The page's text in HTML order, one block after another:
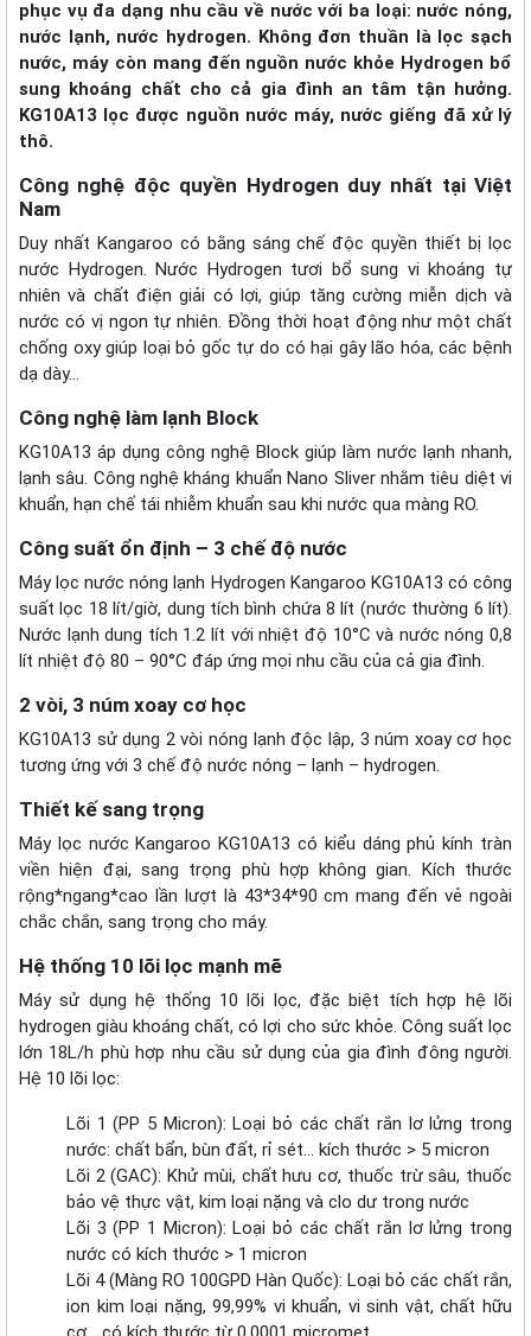
phục vụ đa dạng nhu cầu về nước với ba loại: nước nóng,
nước lạnh, nước hydrogen. Không đơn thuần là lọc sạch
nước, máy còn mang đến nguồn nước khỏe Hydrogen bổ
sung khoáng chất cho cả gia đình an tâm tận hưởng.
KG10A13 lọc được nguồn nước máy, nước giếng đã xử lý
thô.
Công nghệ độc quyền Hydrogen duy nhất tại Việt
Nam
Duy nhất Kangaroo có bằng sáng chế độc quyền thiết bị lọc
nước Hydrogen. Nước Hydrogen tươi bổ sung vi khoáng tự
nhiên và chất điện giải có lợi, giúp tăng cường miễn dịch và
nước có vị ngon tự nhiên. Đồng thời hoạt động như một chất
chống oxy giúp loại bỏ gốc tự do có hại gây lão hóa, các bệnh
dạ dày…
Công nghệ làm lạnh Block
KG10A13 áp dụng công nghệ Block giúp làm nước lạnh nhanh,
lạnh sâu. Công nghệ kháng khuẩn Nano Sliver nhằm tiêu diệt vi
khuẩn, hạn chế tái nhiễm khuẩn sau khi nước qua màng RO.
Công suất ổn định – 3 chế độ nước
Máy lọc nước nóng lạnh Hydrogen Kangaroo KG10A13 có công
suất lọc 18 lít/giờ, dung tích bình chứa 8 lít (nước thường 6 lít).
Nước lạnh dung tích 1.2 lít với nhiệt độ 10°C và nước nóng 0,8
lít nhiệt độ 80 – 90°C đáp ứng mọi nhu cầu của cả gia đình.
2 vòi, 3 núm xoay cơ học
KG10A13 sử dụng 2 vòi nóng lạnh độc lập, 3 núm xoay cơ học
tương ứng với 3 chế độ nước nóng – lạnh – hydrogen.
Thiết kế sang trọng
Máy lọc nước Kangaroo KG10A13 có kiểu dáng phủ kính tràn
viền hiện đại, sang trọng phù hợp không gian. Kích thước
rộng*ngang*cao lần lượt là 43*34*90 cm mang đến vẻ ngoài
chắc chắn, sang trọng cho máy.
Hệ thống 10 lõi lọc mạnh mẽ
Máy sử dụng hệ thống 10 lõi lọc, đặc biệt tích hợp hệ lõi
hydrogen giàu khoáng chất, có lợi cho sức khỏe. Công suất lọc
lớn 18L/h phù hợp nhu cầu sử dụng của gia đình đông người.
Hệ 10 lõi lọc:
Lõi 1 (PP 5 Micron): Loại bỏ các chất rắn lơ lửng trong
nước: chất bẩn, bùn đất, rỉ sét… kích thước > 5 micron
Lõi 2 (GAC): Khử mùi, chất hưu cơ, thuốc trừ sâu, thuốc
bảo vệ thực vật, kim loại nặng và clo dư trong nước
Lõi 3 (PP 1 Micron): Loại bỏ các chất rắn lơ lửng trong
nước có kích thước > 1 micron
Lõi 4 (Màng RO 100GPD Hàn Quốc): Loại bỏ các chất rắn,
ion kim loại nặng, 99,99% vi khuẩn, vi sinh vật, chất hữu